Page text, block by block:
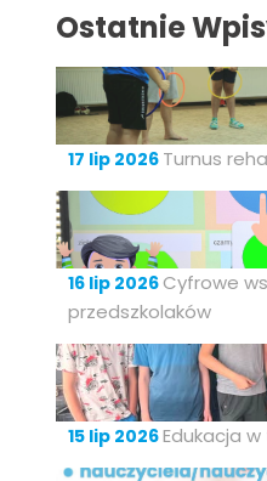
Ostatnie
17 lip 2026 Turnus
16 lip 2026 Cyfrowe
przedszkolaków
15 lip 2026Edukacja